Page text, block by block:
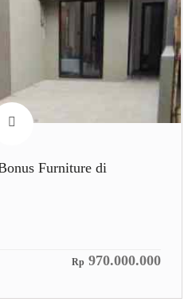
Furniture di
Rp 970.000.000